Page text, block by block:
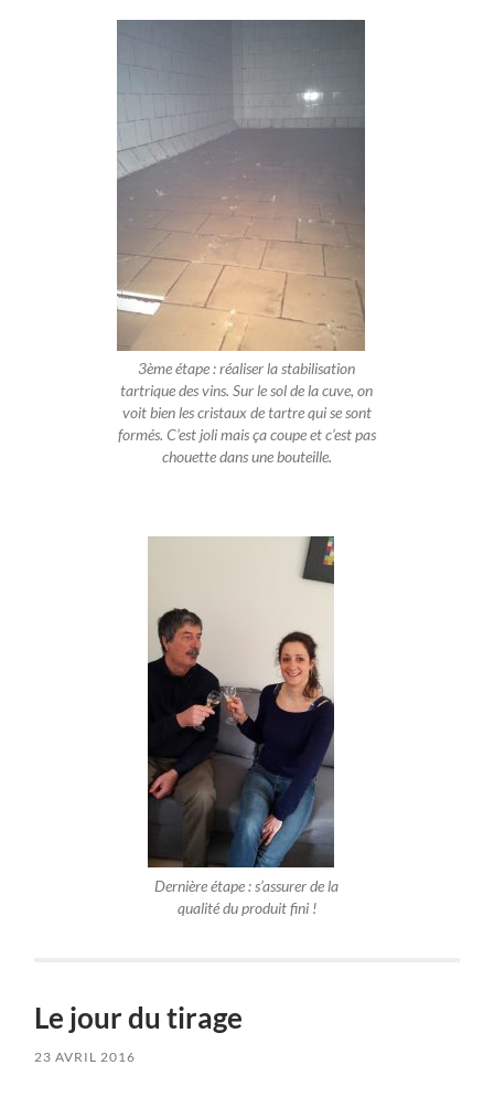
3ème étape : réaliser la stabilisation
tartrique des vins. Sur le sol de la cuve, on
voit bien les cristaux de tartre qui se sont
formés. C’est joli mais ça coupe et c’est pas
chouette dans une bouteille.
Dernière étape : s’assurer de la
qualité du produit fini !
Le jour du tirage
23 AVRIL 2016